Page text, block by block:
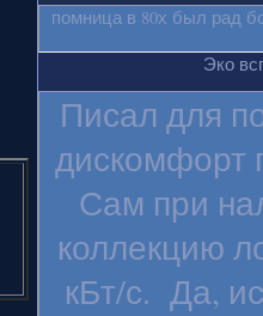
помница в 80х был рад
Эко
Писал для
дискомфорт
Сам при
коллекцию
кБт/с. Да,